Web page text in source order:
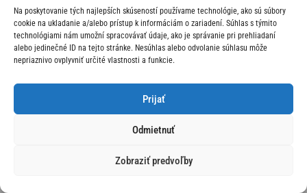
Na poskytovanie tých najlepších skúseností používame technológie, ako sú súbory
cookie na ukladanie a/alebo prístup k informáciám o zariadení. Súhlas s týmito
technológiami nám umožní spracovávať údaje, ako je správanie pri prehliadaní
alebo jedinečné ID na tejto stránke. Nesúhlas alebo odvolanie súhlasu môže
nepriaznivo ovplyvniť určité vlastnosti a funkcie.
Prijať
Odmietnuť
Zobraziť predvoľby
O Nás | Kontakt